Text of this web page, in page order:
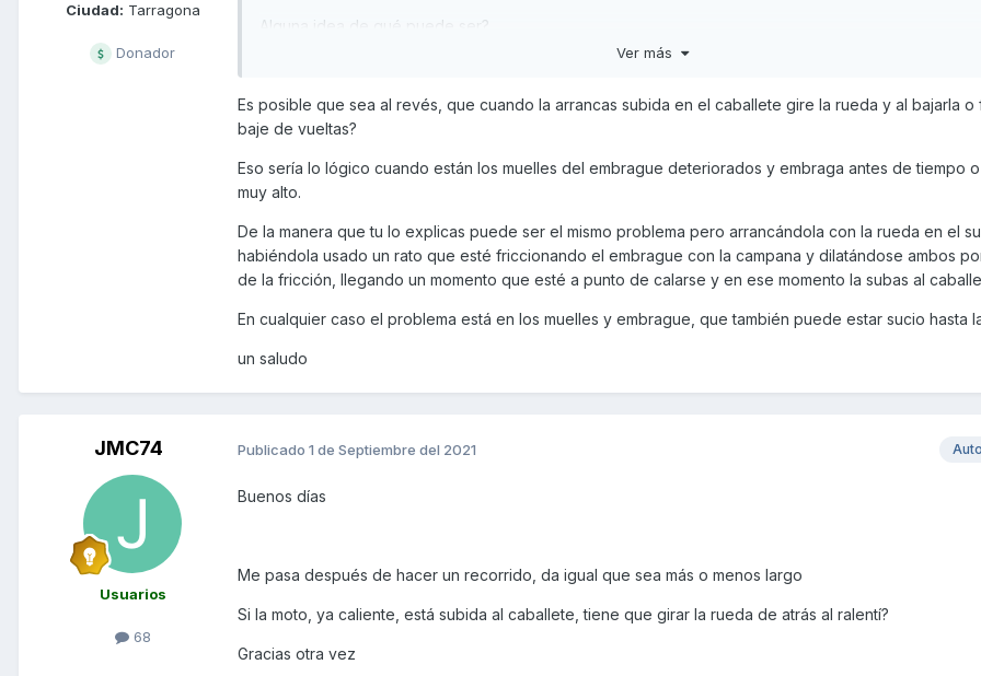
Ciudad: Tarragona
Donador
Alguna idea de qué puede ser?
Ver más
Es posible que sea al revés, que cuando la arrancas subida en el caballete gire la rueda y al bajarla o
baje de vueltas?
Eso sería lo lógico cuando están los muelles del embrague deteriorados y embraga antes de tiempo
muy alto.
De la manera que tu lo explicas puede ser el mismo problema pero arrancándola con la rueda en el
habiéndola usado un rato que esté friccionando el embrague con la campana y dilatándose ambos
de la fricción, llegando un momento que esté a punto de calarse y en ese momento la subas al
En cualquier caso el problema está en los muelles y embrague, que también puede estar sucio hasta
un saludo
JMC74
Usuarios
68
Publicado 1 de Septiembre del 2021
Buenos días
Me pasa después de hacer un recorrido, da igual que sea más o menos largo
Si la moto, ya caliente, está subida al caballete, tiene que girar la rueda de atrás al ralentí?
Gracias otra vez